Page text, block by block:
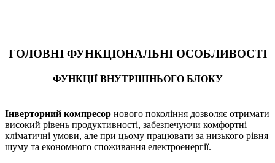
ГОЛОВНІ ФУНКЦІОНАЛЬНІ ОСОБЛИВОСТІ
ФУНКЦІЇ ВНУТРІШНЬОГО БЛОКУ
Інверторний компресор нового покоління дозволяє отримати
високий рівень продуктивності, забезпечуючи комфортні
кліматичні умови, але при цьому працювати за низького рівня
шуму та економного споживання електроенергії.